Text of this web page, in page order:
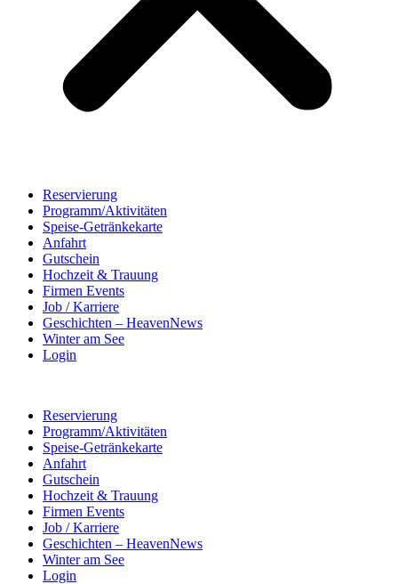
Reservierung
Programm/Aktivitäten
Speise-Getränkekarte
Anfahrt
Gutschein
Hochzeit & Trauung
Firmen Events
Job / Karriere
Geschichten – HeavenNews
Winter am See
Login
Reservierung
Programm/Aktivitäten
Speise-Getränkekarte
Anfahrt
Gutschein
Hochzeit & Trauung
Firmen Events
Job / Karriere
Geschichten – HeavenNews
Winter am See
Login